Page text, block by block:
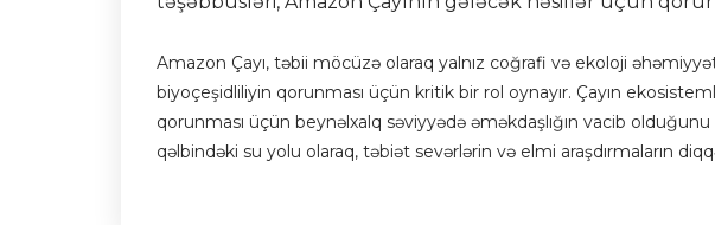
Amazon Çayı, təbii möcüzə olaraq yalnız coğrafi və ekoloji
biyoçeşidliliyin qorunması üçün kritik bir rol oynayır. Çayın
qorunması üçün beynəlxalq səviyyədə əməkdaşlığın vacib
qəlbindəki su yolu olaraq, təbiət sevərlərin və elmi araşdırmaların